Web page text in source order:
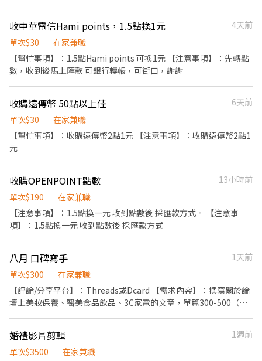
收中華電信Hami points，1.5點換1元
4天前
單次$30
在家兼職
【幫忙事項】：1.5點Hami points 可換1元 【注意事項】：先轉點
數，收到後馬上匯款 可銀行轉帳，可街口，謝謝
收購遠傳幣 50點以上佳
6天前
單次$30
在家兼職
【幫忙事項】：收購遠傳幣2點1元 【注意事項】：收購遠傳幣2點1
元
收購OPENPOINT點數
13小時前
單次$190
在家兼職
【注意事項】：1.5點換一元 收到點數後 採匯款方式。 【注意事
項】：1.5點換一元 收到點數後 採匯款方式
八月 口碑寫手
1天前
單次$300
在家兼職
【評論/分享平台】：Threads或Dcard 【需求內容】：撰寫關於論
壇上美妝保養、醫美食品飲品、3C家電的文章，單篇300-500（字
婚禮影片剪輯
1週前
單次$3500
在家兼職